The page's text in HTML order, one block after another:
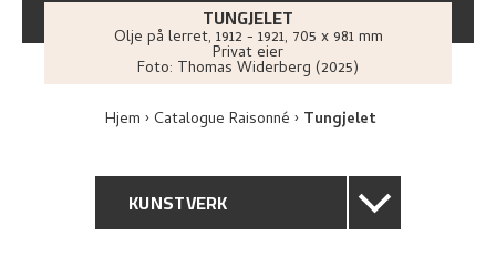
TUNGJELET
Olje på lerret, 1912 - 1921, 705 x 981 mm
Privat eier
Foto: Thomas Widerberg (2025)
Hjem Catalogue Raisonné Tungjelet
KUNSTVERK